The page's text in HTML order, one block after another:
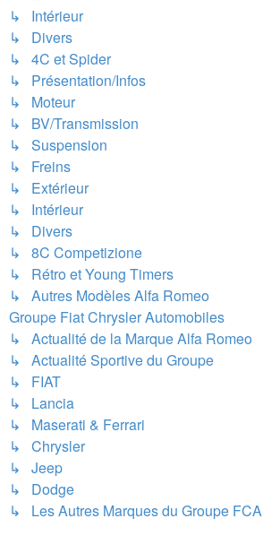
↳ Intérieur
↳ Divers
↳ 4C et Spider
↳ Présentation/Infos
↳ Moteur
↳ BV/Transmission
↳ Suspension
↳ Freins
↳ Extérieur
↳ Intérieur
↳ Divers
↳ 8C Competizione
↳ Rétro et Young Timers
↳ Autres Modèles Alfa Romeo
Groupe Fiat Chrysler Automobiles
↳ Actualité de la Marque Alfa Romeo
↳ Actualité Sportive du Groupe
↳ FIAT
↳ Lancia
↳ Maserati & Ferrari
↳ Chrysler
↳ Jeep
↳ Dodge
↳ Les Autres Marques du Groupe FCA